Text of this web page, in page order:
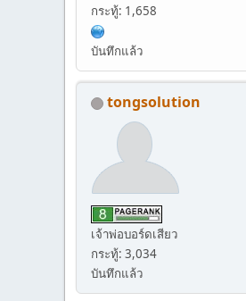
กระทู้: 1,658
บันทึกแล้ว
tongsolution
เจ้าพ่อบอร์ดเสียว
กระทู้: 3,034
บันทึกแล้ว